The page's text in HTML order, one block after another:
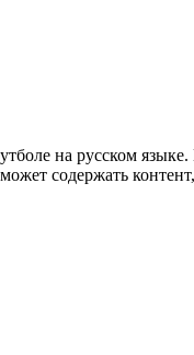
на русском языке.
содержать